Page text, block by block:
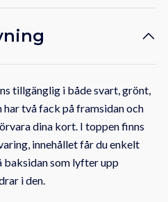
tillgänglig i både svart, grönt,
två fack på framsidan och
dina kort. I toppen finns
innehållet får du enkelt
baksidan som lyfter upp
i den.